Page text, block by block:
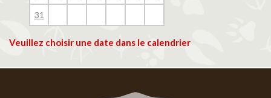
31
Veuillez choisir une date dans le calendrier